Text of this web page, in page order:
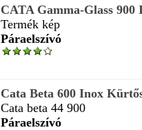
CATA Gamma-Glass
Termék kép
Páraelszívó
Cata Beta 600 Inox
Cata beta 44 900
Páraelszívó